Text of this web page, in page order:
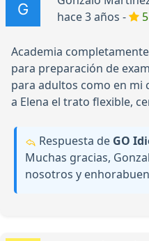
hace 3 años -
Academia
para preparación de
para adultos como en mi
a Elena el trato flexible,
Respuesta de GO
Muchas gracias,
nosotros y